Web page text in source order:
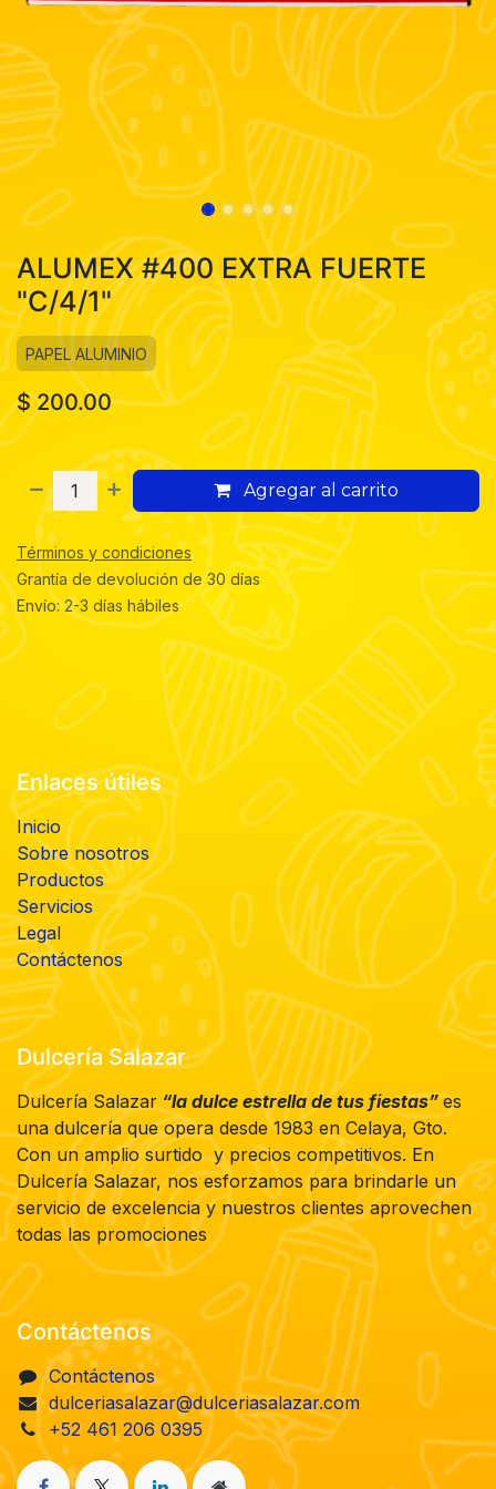
ALUMEX #400 EXTRA FUERTE
"C/4/1"
PAPEL ALUMINIO
$200.00
Agregar al carrito
Términos y condiciones
Grantía de devolución de 30 días
Envío: 2-3 días hábiles
Enlaces útiles
Inicio
Sobre nosotros
Productos
Servicios
Legal
Contáctenos
Dulcería Salazar
Dulcería Salazar “la dulce estrella de tus fiestas”es
una dulcería que opera desde 1983 en Celaya, Gto.
Con un amplio surtido y precios competitivos. En
Dulcería Salazar, nos esforzamos para brindarle un
servicio de excelencia y nuestros clientes aprovechen
todas las promociones
Contáctenos
Contáctenos
dulceriasalazar@dulceriasalazar.com
+52 461 206 0395